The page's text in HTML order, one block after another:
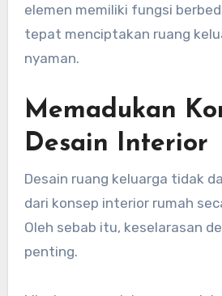
elemen memiliki fungsi
tepat menciptakan ruang
nyaman.
Memadukan
Desain Interior
Desain ruang keluarga tidak
dari konsep interior rumah
Oleh sebab itu, keselarasan
penting.